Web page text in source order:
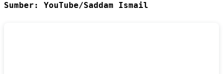
Sumber: YouTube/Saddam Ismail